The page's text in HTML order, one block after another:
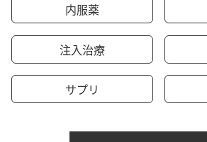
内服薬
注入治療
サプリ